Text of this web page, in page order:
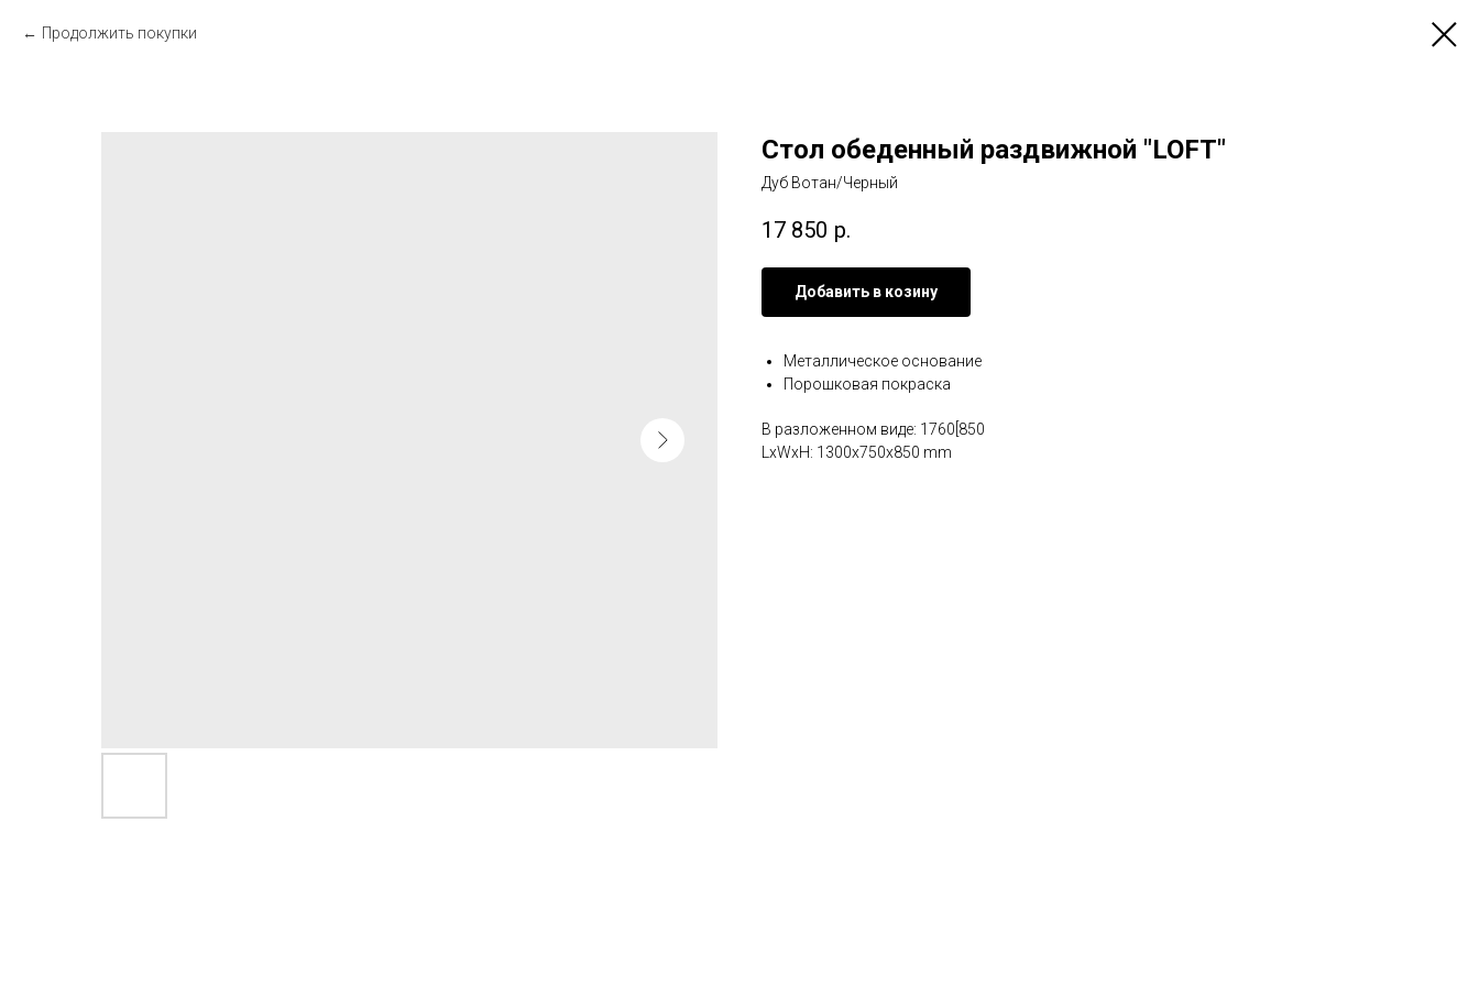
Продолжить покупки
Стол обеденный раздвижной "LOFT"
Дуб Вотан/Черный
17 850 р.
Добавить в козину
Металлическое основание
Порошковая покраска
В разложенном виде: 1760[850
LxWxH: 1300x750x850 mm